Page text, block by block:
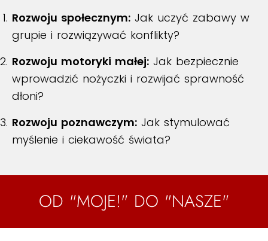
Rozwoju społecznym: Jak uczyć zabawy w
grupie i rozwiązywać konflikty?
Rozwoju motoryki małej: Jak bezpiecznie
wprowadzić nożyczki i rozwijać sprawność
dłoni?
Rozwoju poznawczym: Jak stymulować
myślenie i ciekawość świata?
OD "MOJE!" DO "NASZE"